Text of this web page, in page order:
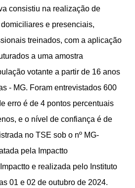
consistiu na realização de
e presenciais,
treinados, com a aplicação
a uma amostra
votante a partir de 16 anos
- MG. Foram entrevistados 600
erro é de 4 pontos percentuais
e o nível de confiança é de
no TSE sob o nº MG-
pela Impactto
e realizada pelo Instituto
01 e 02 de outubro de 2024.